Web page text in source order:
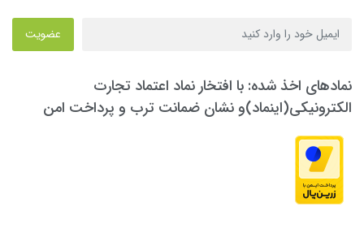
عضویت
نمادهای اخذ شده: با افتخار نماد اعتماد تجارت
الکترونیکی(اینماد)و نشان ضمانت ترب و پرداخت امن